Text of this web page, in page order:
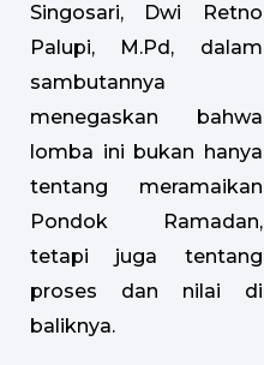
Singosari, Dwi Retno
Palupi, M.Pd, dalam
sambutannya
menegaskan bahwa
lomba ini bukan hanya
tentang meramaikan
Pondok Ramadan,
tetapi juga tentang
proses dan nilai di
baliknya.